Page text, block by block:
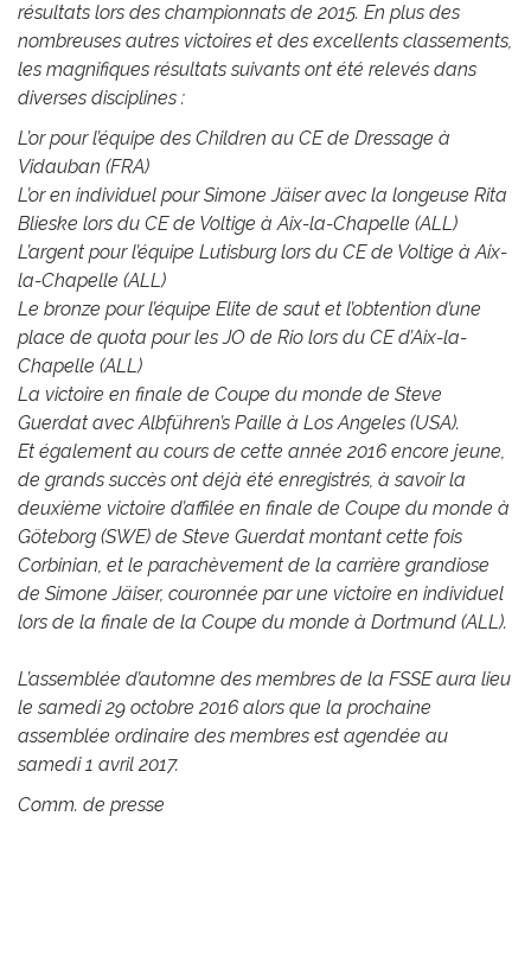
résultats lors des championnats de 2015. En plus des
nombreuses autres victoires et des excellents classements,
les magnifiques résultats suivants ont été relevés dans
diverses disciplines :
L’or pour l’équipe des Children au CE de Dressage à
Vidauban (FRA)
L’or en individuel pour Simone Jäiser avec la longeuse Rita
Blieske lors du CE de Voltige à Aix-la-Chapelle (ALL)
L’argent pour l’équipe Lutisburg lors du CE de Voltige à Aix-
la-Chapelle (ALL)
Le bronze pour l’équipe Elite de saut et l’obtention d’une
place de quota pour les JO de Rio lors du CE d’Aix-la-
Chapelle (ALL)
La victoire en finale de Coupe du monde de Steve
Guerdat avec Albführen’s Paille à Los Angeles (USA).
Et également au cours de cette année 2016 encore jeune,
de grands succès ont déjà été enregistrés, à savoir la
deuxième victoire d’affilée en finale de Coupe du monde à
Göteborg (SWE) de Steve Guerdat montant cette fois
Corbinian, et le parachèvement de la carrière grandiose
de Simone Jäiser, couronnée par une victoire en individuel
lors de la finale de la Coupe du monde à Dortmund (ALL).
L’assemblée d’automne des membres de la FSSE aura lieu
le samedi 29 octobre 2016 alors que la prochaine
assemblée ordinaire des membres est agendée au
samedi 1 avril 2017.
Comm. de presse